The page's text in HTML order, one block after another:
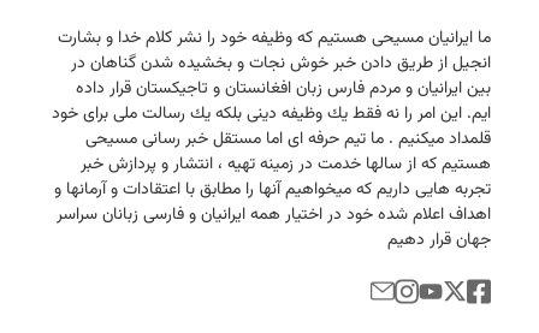
ما ایرانیان مسیحی هستیم كه وظیفه خود را نشر كلام خدا و بشارت
انجیل از طریق دادن خبر خوش نجات و بخشیده شدن گناهان در
بین ایرانیان و مردم فارس زبان افغانستان و تاجیكستان قرار داده
ایم. این امر را نه فقط یك وظیفه دینی بلكه یك رسالت ملی برای خود
قلمداد میكنیم . ما تیم حرفه ای اما مستقل خبر رسانی مسیحی
هستیم كه از سالها خدمت در زمینه تهیه ، انتشار و پردازش خبر
تجربه هایی داریم كه میخواهیم آنها را مطابق با اعتقادات و آرمانها و
اهداف اعلام شده خود در اختیار همه ایرانیان و فارسی زبانان سراسر
جهان قرار دهیم